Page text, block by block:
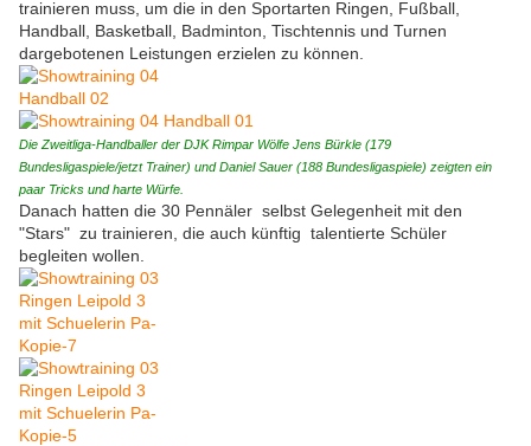
trainieren muss, um die in den Sportarten Ringen, Fußball,
Handball, Basketball, Badminton, Tischtennis und Turnen
dargebotenen Leistungen erzielen zu können.
Die Zweitliga-Handballer der DJK Rimpar Wölfe Jens Bürkle (179
Bundesligaspiele/jetzt Trainer) und Daniel Sauer (188 Bundesligaspiele) zeigten ein
paar Tricks und harte Würfe.
Danach hatten die 30 Pennäler selbst Gelegenheit mit den
"Stars" zu trainieren, die auch künftig talentierte Schüler
begleiten wollen.